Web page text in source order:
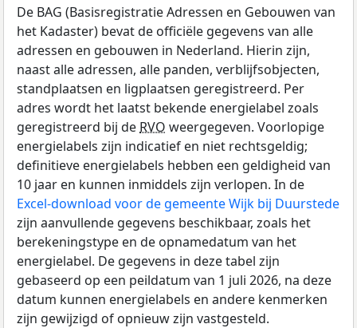
De BAG (Basisregistratie Adressen en Gebouwen van
het Kadaster) bevat de officiële gegevens van alle
adressen en gebouwen in Nederland. Hierin zijn,
naast alle adressen, alle panden, verblijfsobjecten,
standplaatsen en ligplaatsen geregistreerd. Per
adres wordt het laatst bekende energielabel zoals
geregistreerd bij de RVO weergegeven. Voorlopige
energielabels zijn indicatief en niet rechtsgeldig;
definitieve energielabels hebben een geldigheid van
10 jaar en kunnen inmiddels zijn verlopen. In de
Excel-download voor de gemeente Wijk bij Duurstede
zijn aanvullende gegevens beschikbaar, zoals het
berekeningstype en de opnamedatum van het
energielabel. De gegevens in deze tabel zijn
gebaseerd op een peildatum van 1 juli 2026, na deze
datum kunnen energielabels en andere kenmerken
zijn gewijzigd of opnieuw zijn vastgesteld.